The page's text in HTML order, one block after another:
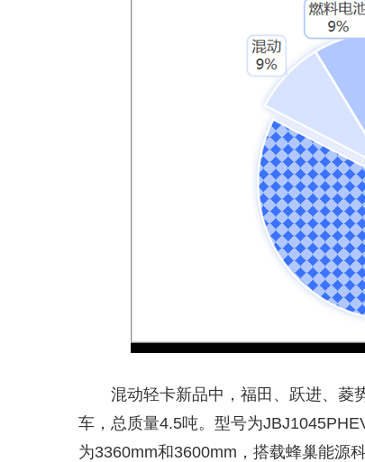
混动轻卡新品中，福田、跃进、菱
车，总质量4.5吨。型号为
为3360mm和3600mm，搭载蜂巢能源